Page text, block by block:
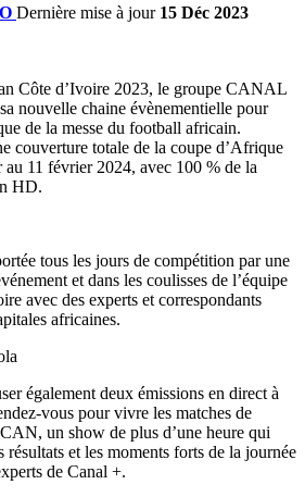
Dernière mise à jour 15 Déc 2023
Côte d’Ivoire 2023, le groupe CANAL
sa nouvelle chaine évènementielle pour
de la messe du football africain.
totale de la coupe d’Afrique
11 février 2024, avec 100 % de la
HD.
tous les jours de compétition par une
et dans les coulisses de l’équipe
avec des experts et correspondants
africaines.
également deux émissions en direct à
vous pour vivre les matches de
un show de plus d’une heure qui
résultats et les moments forts de la journée
de Canal +.